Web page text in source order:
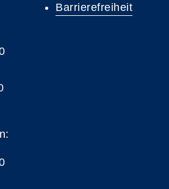
Barrierefreiheit